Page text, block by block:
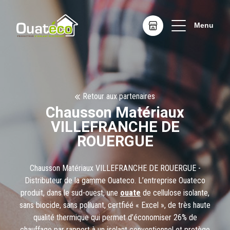
Menu
Retour aux partenaires
Chausson Matériaux
VILLEFRANCHE DE
ROUERGUE
Chausson Matériaux VILLEFRANCHE DE ROUERGUE -
Distributeur de la gamme Ouateco. L’entreprise Ouateco
produit, dans le sud-ouest, une ouate de cellulose isolante,
sans biocide, sans polluant, certfiéé « Excel », de très haute
qualité thermique qui permet d’économiser 26% de